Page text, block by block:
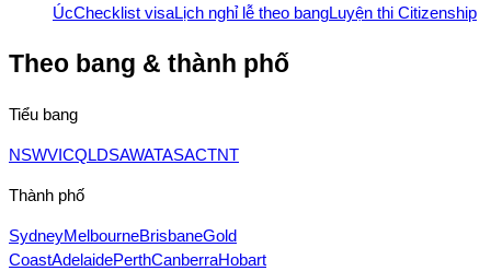
ÚcChecklist visaLịch nghỉ lễ theo bangLuyện thi Citizenship
Theo bang & thành phố
Tiểu bang
NSWVICQLDSAWATASACTNT
Thành phố
SydneyMelbourneBrisbaneGold
CoastAdelaidePerthCanberraHobart